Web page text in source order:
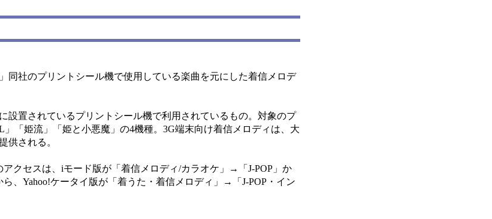
社のプリントシール機で使用している楽曲を元にした着信メロデ
置されているプリントシール機で利用されているもの。対象のプ
「姫流」「姫と小悪魔」の4機種。3G端末向け着信メロディは、大
供される。
クセスは、iモード版が「着信メロディ/カラオケ」→「J-POP」か
、Yahoo!ケータイ版が「着うた・着信メロディ」→「J-POP・イン